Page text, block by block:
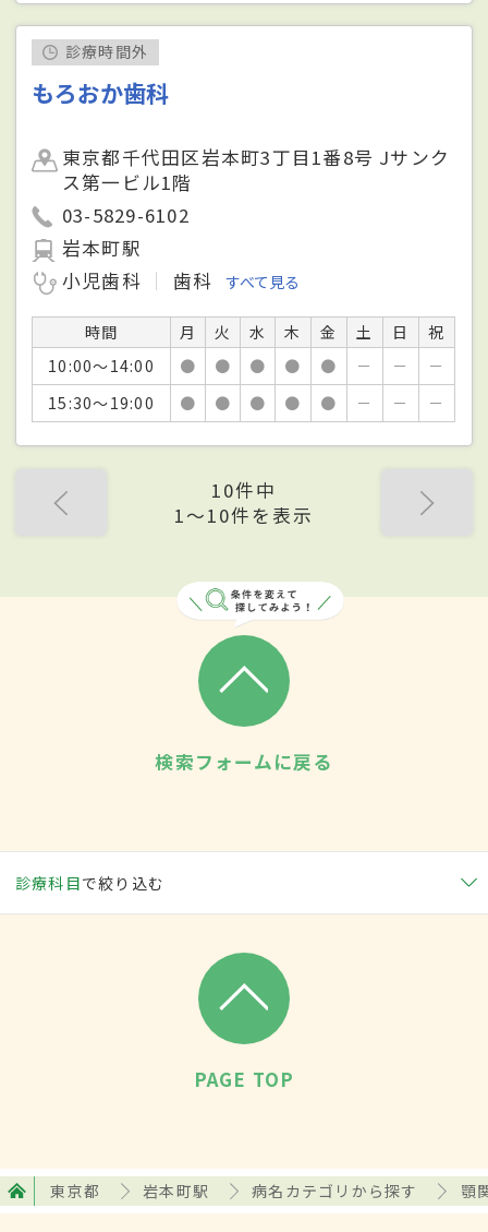
診療時間外
もろおか歯科
東京都千代田区岩本町3丁目1番8号 Jサンク
ス第一ビル1階
03-5829-6102
岩本町駅
小児歯科
歯科 すべて見る
時間 月 火 水 木 金 土 日
祝
10:00～14:00
● ● ● ● ● － －
－
15:30～19:00
● ● ● ● ● － － －
10件中
1〜10件を表示
検索フォームに戻る
診療科目で絞り込む
PAGE TOP
東京都 岩本町駅 病名カテゴリから探す 顎